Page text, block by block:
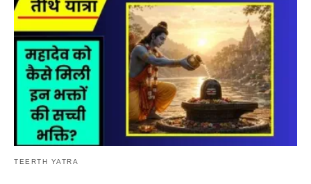
TEERTH YATRA